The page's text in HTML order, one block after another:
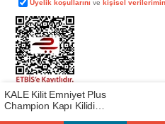
Üyelik koşullarını vekişisel verilerimin
Telif Hakkı © 2026
Bu web sitesindeki tüm ürünler ticari
görsel ve yazılı içerikler firmamıza ait
KALE Kilit Emniyet Plus
Champion Kapı Kilidi